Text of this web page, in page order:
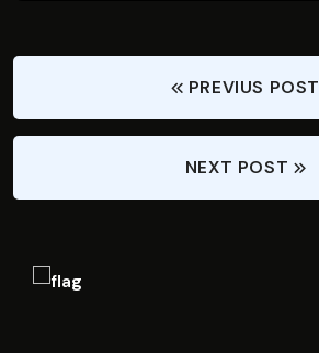
PREVIUS POST
NEXT POST